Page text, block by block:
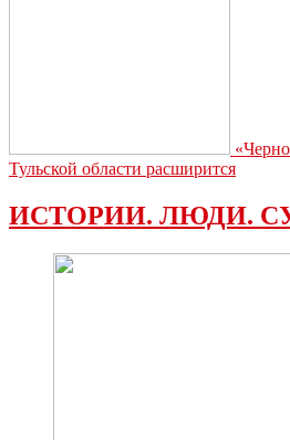
Тульской области расширится
ИСТОРИИ. ЛЮДИ.